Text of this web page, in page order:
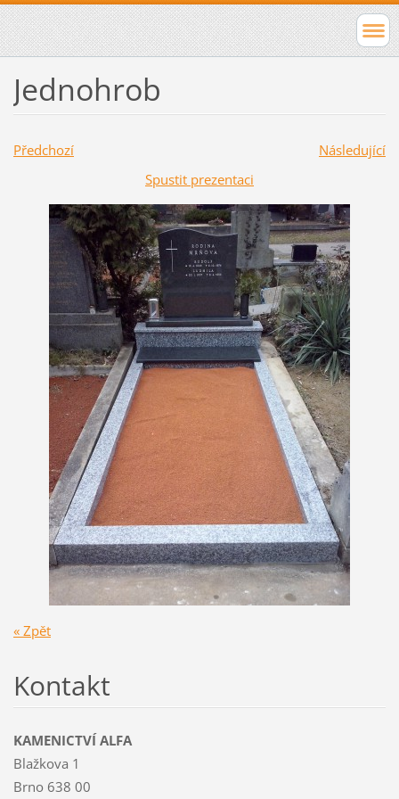
Jednohrob
Předchozí
Následující
Spustit prezentaci
« Zpět
Kontakt
KAMENICTVÍ ALFA
Blažkova 1
Brno 638 00